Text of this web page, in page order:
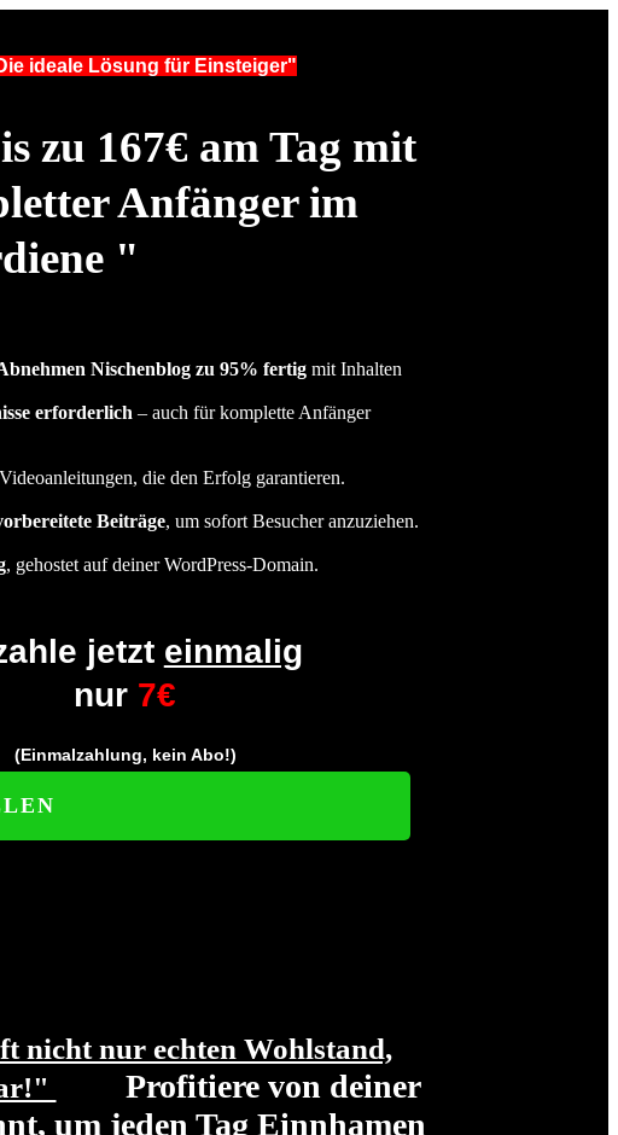
ideale Lösung für Einsteiger"
zu 167€ am Tag mit
Anfänger im
"
Nischenblog zu 95% fertigmit Inhalten
erforderlich – auch für komplette Anfänger
die den Erfolg garantieren.
Beiträge, um sofort Besucher anzuziehen.
, gehostet auf deiner WordPress-Domain.
jetzt einmalig
nur 7€
(Einmalzahlung, kein Abo!)
nicht nur echten Wohlstand,
Profitiere von deiner
um jeden Tag Einnhamen